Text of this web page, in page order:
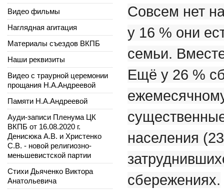
Совсем нет
у 16 % они
семьи.
Ещё у 26 %
населения
сбережениях.
Видео фильмы
Наглядная агитация
Материалы съездов ВКПБ
Наши реквизиты
Видео с траурной церемонии
прощания Н.А.Андреевой
Памяти Н.А.Андреевой
Ауди-записи Пленума ЦК
ВКПБ от 16.08.2020 г.
Денисюка А.В. и Христенко
С.В. - новой религиозно-
меньшевистской партии
Стихи Дьяченко Виктора
Анатольевича